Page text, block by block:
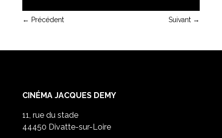
← Précédent Suivant →
CINÉMA JACQUES DEMY
11, rue du stade
44450 Divatte-sur-Loire